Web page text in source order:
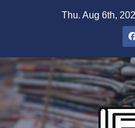
Thu. Aug 6th,